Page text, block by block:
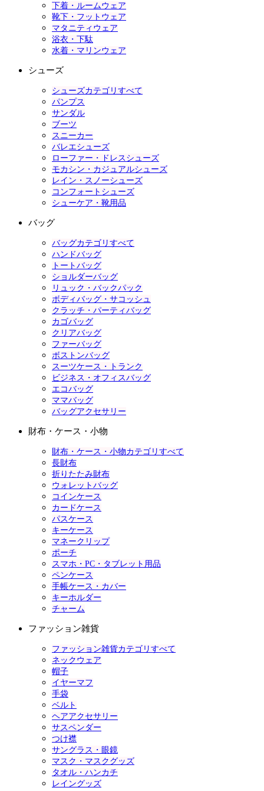
下着・ルームウェア
靴下・フットウェア
マタニティウェア
浴衣・下駄
水着・マリンウェア
シューズ
シューズカテゴリすべて
パンプス
サンダル
ブーツ
スニーカー
バレエシューズ
ローファー・ドレスシューズ
モカシン・カジュアルシューズ
レイン・スノーシューズ
コンフォートシューズ
シューケア・靴用品
バッグ
バッグカテゴリすべて
ハンドバッグ
トートバッグ
ショルダーバッグ
リュック・バックパック
ボディバッグ・サコッシュ
クラッチ・パーティバッグ
カゴバッグ
クリアバッグ
ファーバッグ
ボストンバッグ
スーツケース・トランク
ビジネス・オフィスバッグ
エコバッグ
ママバッグ
バッグアクセサリー
財布・ケース・小物
財布・ケース・小物カテゴリすべて
長財布
折りたたみ財布
ウォレットバッグ
コインケース
カードケース
パスケース
キーケース
マネークリップ
ポーチ
スマホ・PC・タブレット用品
ペンケース
手帳ケース・カバー
キーホルダー
チャーム
ファッション雑貨
ファッション雑貨カテゴリすべて
ネックウェア
帽子
イヤーマフ
手袋
ベルト
ヘアアクセサリー
サスペンダー
つけ襟
サングラス・眼鏡
マスク・マスクグッズ
タオル・ハンカチ
レイングッズ